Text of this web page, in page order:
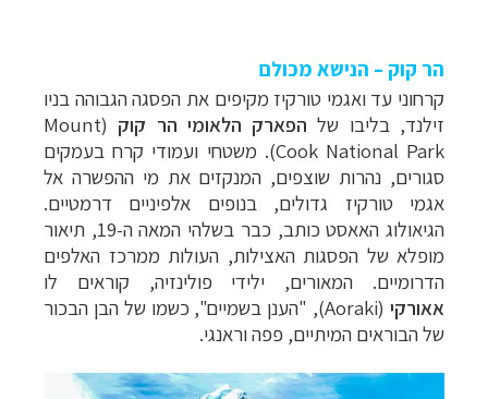
הר קוק – הנישא מכולם
קרחוני עד ואגמי טורקיז מקיפים את הפסגה הגבוהה בניו
זילנד, בליבו של הפארק הלאומי הר קוק (
Mount
Cook National Park). משטחי ועמודי קרח בעמקים
סגורים, נהרות שוצפים, המנקזים את מי ההפשרה אל
אגמי טורקיז גדולים, בנופים אלפיניים דרמטיים.
הגיאולוג האאסט כותב, כבר בשלהי המאה ה-19, תיאור
מופלא של הפסגות האצילות, העולות ממרכז האלפים
הדרומיים. המאורים, ילידי פולינזיה, קוראים לו
אאורקי(
Aoraki), "הענן בשמיים", כשמו של הבן הבכור
של הבוראים המיתיים, פפה וראנגי.